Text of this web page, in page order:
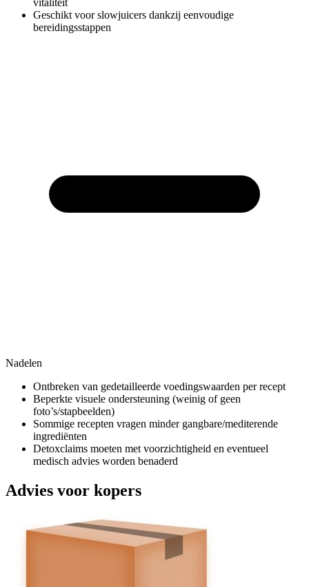
Geschikt voor slowjuicers dankzij eenvoudige
bereidingsstappen
Nadelen
Ontbreken van gedetailleerde voedingswaarden per recept
Beperkte visuele ondersteuning (weinig of geen
foto’s/stapbeelden)
Sommige recepten vragen minder gangbare/mediterende
ingrediënten
Detoxclaims moeten met voorzichtigheid en eventueel
medisch advies worden benaderd
Advies voor kopers